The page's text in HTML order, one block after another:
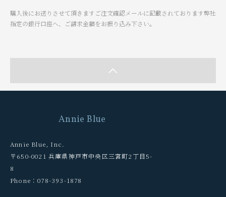
購入後にお送りさせて頂きますご注文確認メールに記載されております弊社
指定の銀行口座へ、ご請求金額をお振り込み下さい。
Annie Blue
Annie Blue, Inc.
〒650-0021 兵庫県神戸市中央区三宮町2丁目5-
8
Phone：078-393-1878